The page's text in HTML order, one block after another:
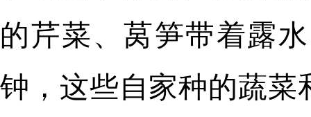
的芹菜、莴笋带着露
钟，这些自家种的蔬菜